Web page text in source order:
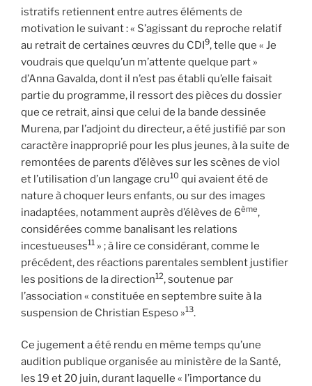
istratifs retiennent entre autres éléments de
motivation le suivant : « S’agissant du reproche relatif
au retrait de certaines œuvres du CDI9, telle que « Je
voudrais que quelqu’un m’attente quelque part »
d’Anna Gavalda, dont il n’est pas établi qu’elle faisait
partie du programme, il ressort des pièces du dossier
que ce retrait, ainsi que celui de la bande dessinée
Murena, par l’adjoint du directeur, a été justifié par son
caractère inapproprié pour les plus jeunes, à la suite de
remontées de parents d’élèves sur les scènes de viol
et l’utilisation d’un langage cru10 qui avaient été de
nature à choquer leurs enfants, ou sur des images
inadaptées, notamment auprès d’élèves de 6ème,
considérées comme banalisant les relations
incestueuses11 » ; à lire ce considérant, comme le
précédent, des réactions parentales semblent justifier
les positions de la direction12, soutenue par
l’association « constituée en septembre suite à la
suspension de Christian Espeso »13.
Ce jugement a été rendu en même temps qu’une
audition publique organisée au ministère de la Santé,
les 19 et 20 juin, durant laquelle « l’importance du